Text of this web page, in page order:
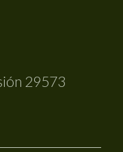
29573